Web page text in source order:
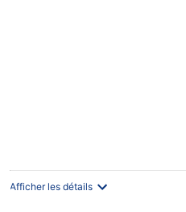
Afficher les détails